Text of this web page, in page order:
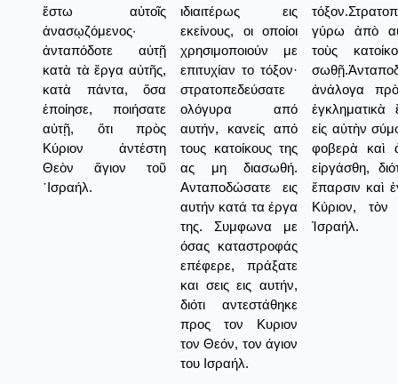
ἔστω αὐτοῖς
ἀνασῳζόμενος·
ἀνταπόδοτε αὐτῇ
κατὰ τὰ ἔργα αὐτῆς,
κατὰ πάντα, ὅσα
ἐποίησε, ποιήσατε
αὐτῇ, ὅτι πρὸς
Κύριον ἀντέστη
Θεὸν ἅγιον τοῦ
᾿Ισραήλ.
ιδιαιτέρως εις
εκείνους, οι οποίοι
χρησιμοποιούν με
επιτυχίαν το τόξον·
στρατοπεδεύσατε
ολόγυρα από
αυτήν, κανείς από
τους κατοίκους της
ας μη διασωθή.
Ανταποδώσατε εις
αυτήν κατά τα έργα
της. Συμφωνα με
όσας καταστροφάς
επέφερε, πράξατε
και σεις εις αυτήν,
διότι αντεστάθηκε
προς τον Κυριον
τον Θεόν, τον άγιον
του Ισραήλ.
γύρω ἀπὸ
τοὺς
ἀνάλογα
ἐγκληματικὰ
εἰς αὐτὴν
φοβερὰ καὶ
εἰργάσθη,
ἔπαρσιν καὶ
Κύριον,
Ἰσραήλ.